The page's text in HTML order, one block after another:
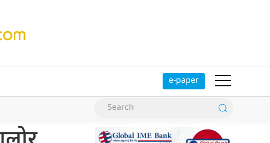
e-paper